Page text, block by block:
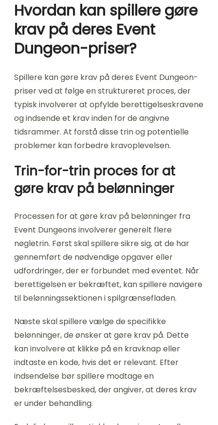
Hvordan kan spillere gøre
krav på deres Event
Dungeon-priser?
Spillere kan gøre krav på deres Event Dungeon-
priser ved at følge en struktureret proces, der
typisk involverer at opfylde berettigelseskravene
og indsende et krav inden for de angivne
tidsrammer. At forstå disse trin og potentielle
problemer kan forbedre kravoplevelsen.
Trin-for-trin proces for at
gøre krav på belønninger
Processen for at gøre krav på belønninger fra
Event Dungeons involverer generelt flere
nøgletrin. Først skal spillere sikre sig, at de har
gennemført de nødvendige opgaver eller
udfordringer, der er forbundet med eventet. Når
berettigelsen er bekræftet, kan spillere navigere
til belønningssektionen i spilgrænsefladen.
Næste skal spillere vælge de specifikke
belønninger, de ønsker at gøre krav på. Dette
kan involvere at klikke på en kravknap eller
indtaste en kode, hvis det er relevant. Efter
indsendelse bør spillere modtage en
bekræftelsesbesked, der angiver, at deres krav
er under behandling.